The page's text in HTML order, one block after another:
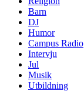
Barn
DJ
Humor
Campus Radio
Intervju
Jul
Musik
Utbildning